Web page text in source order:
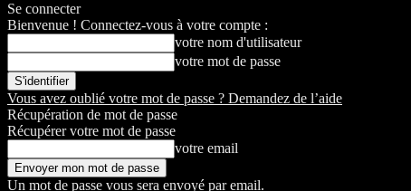
Se connecter
Bienvenue ! Connectez-vous à votre compte :
votre nom d'utilisateur
votre mot de passe
Vous avez oublié votre mot de passe ? Demandez de l’aide
Récupération de mot de passe
Récupérer votre mot de passe
votre email
Un mot de passe vous sera envoyé par email.